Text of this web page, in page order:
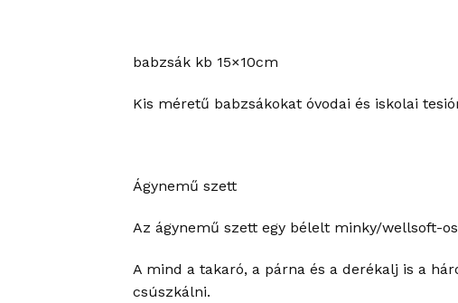
babzsák kb 15×10cm
Kis méretű babzsákokat óvodai és iskolai
Ágynemű szett
Az ágynemű szett egy bélelt minky/wellsoft-
A mind a takaró, a párna és a derékalj is a
csúszkálni.